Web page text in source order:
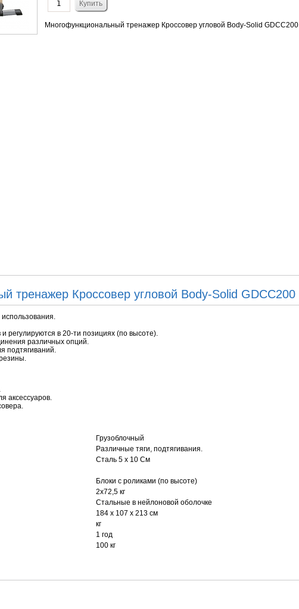
Многофункциональный тренажер Кроссовер угловой Body-Solid GDCC200
тренажер Кроссовер угловой Body-Solid GDCC200
регулируются в 20-ти позициях (по высоте).
различных опций.
подтягиваний.
аксессуаров.
Грузоблочный
Различные тяги, подтягивания.
Сталь 5 х 10 См
Блоки с роликами (по высоте)
2х72,5 кг
Стальные в нейлоновой оболочке
184 х 107 х 213 см
кг
1 год
100 кг